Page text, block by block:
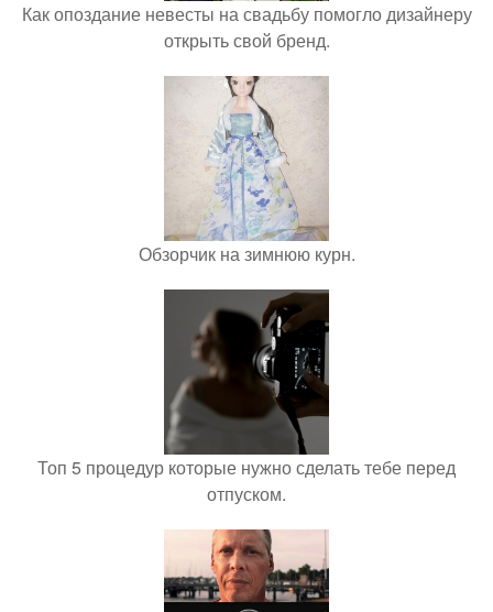
Как опоздание невесты на свадьбу помогло дизайнеру
открыть свой бренд.
Обзорчик на зимнюю курн.
Топ 5 процедур которые нужно сделать тебе перед
отпуском.